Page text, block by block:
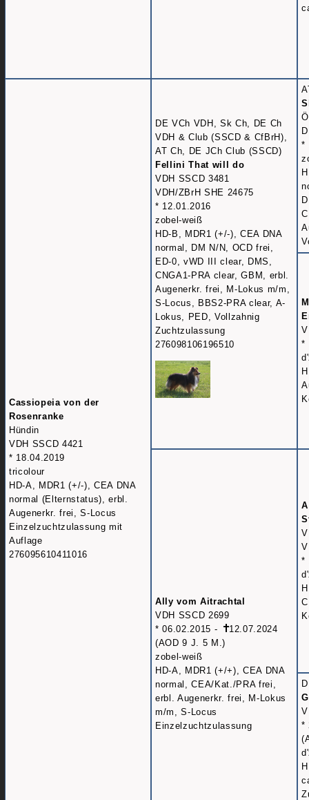
Cassiopeia von der
Rosenranke
Hündin
VDH SSCD 4421
* 18.04.2019
tricolour
HD-A, MDR1 (+/-), CEA DNA
normal (Elternstatus), erbl.
Augenerkr. frei, S-Locus
Einzelzuchtzulassung mit
Auflage
276095610411016
DE VCh VDH, Sk Ch, DE Ch
VDH & Club (SSCD & CfBrH),
AT Ch, DE JCh Club (SSCD)
Fellini That will do
VDH SSCD 3481
VDH/ZBrH SHE 24675
* 12.01.2016
zobel-weiß
HD-B, MDR1 (+/-), CEA DNA
normal, DM N/N, OCD frei,
ED-0, vWD III clear, DMS,
CNGA1-PRA clear, GBM, erbl.
Augenerkr. frei, M-Lokus m/m,
S-Locus, BBS2-PRA clear, A-
Lokus, PED, Vollzahnig
Zuchtzulassung
276098106196510
*
*
Ally vom Aitrachtal
VDH SSCD 2699
* 06.02.2015 -
12.07.2024
(AOD 9 J. 5 M.)
zobel-weiß
HD-A, MDR1 (+/+), CEA DNA
normal, CEA/Kat./PRA frei,
erbl. Augenerkr. frei, M-Lokus
m/m, S-Locus
Einzelzuchtzulassung
*
*